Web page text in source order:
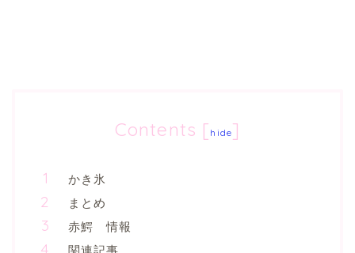
Contents [ hide]
かき氷
まとめ
赤鰐 情報